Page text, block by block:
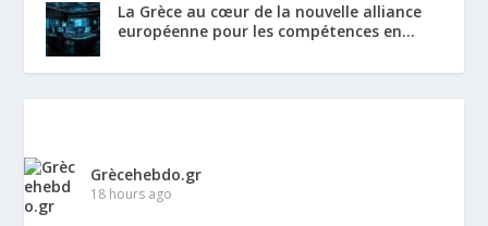
La Grèce au cœur de la nouvelle alliance
européenne pour les compétences en...
Grècehebdo.gr
18 hours ago